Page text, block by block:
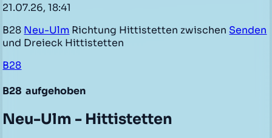
21.07.26, 18:41
B28 Neu-Ulm Richtung Hittistetten zwischen Senden
und Dreieck Hittistetten
B28
B28 aufgehoben
Neu-Ulm - Hittistetten